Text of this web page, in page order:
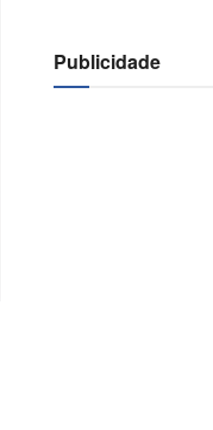
Publicidade